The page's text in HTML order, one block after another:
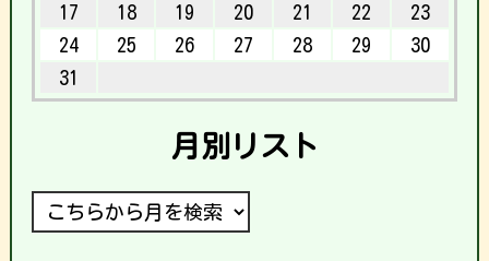
17
18 19 20 21 22
23
24
25 26 27 28 29
30
31
月別リスト